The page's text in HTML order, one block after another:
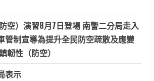
空）演習8月7日登場 南警二分局走入
管制宣導為提升全民防空疏散及應變
韌性（防空）
表示